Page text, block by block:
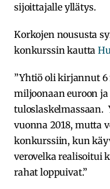
sijoittajalle yllätys.
Korkojen noususta
konkurssin kautta
”Yhtiö oli kirjannut
miljoonaan euroon
vuonna 2018, mutta
konkurssiin, kun
verovelka realisoitui
rahat loppuivat.”